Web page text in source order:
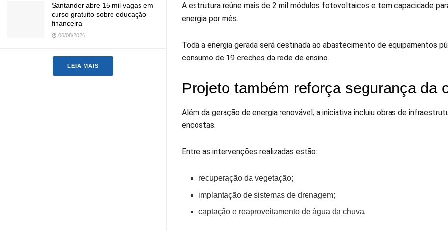
Santander abre 15 mil vagas em
curso gratuito sobre educação
financeira
06/08/2026
LEIA MAIS
A estrutura reúne mais de 2 mil módulos fotovoltaicos e tem capacidade
energia por mês.
Toda a energia gerada será destinada ao abastecimento de equipamentos
consumo de 19 creches da rede de ensino.
Projeto também reforça segurança da
Além da geração de energia renovável, a iniciativa incluiu obras de
encostas.
Entre as intervenções realizadas estão:
recuperação da vegetação;
implantação de sistemas de drenagem;
captação e reaproveitamento de água da chuva.